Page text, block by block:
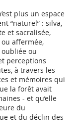
plus un espace
“naturel” : silva,
et sacralisée,
affermée,
ou
perceptions
à travers les
et mémoires qui
la forêt avait
- et qu’elle
du
et du déclin des